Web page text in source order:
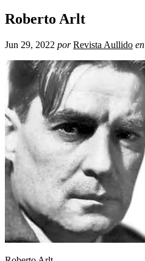
Roberto Arlt
Jun 29, 2022 por Revista Aullido en